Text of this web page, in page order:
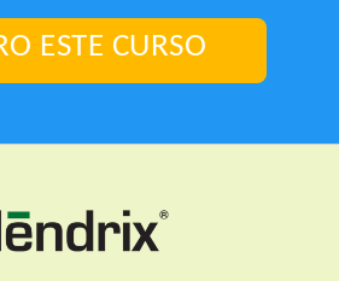
ESTE CURSO